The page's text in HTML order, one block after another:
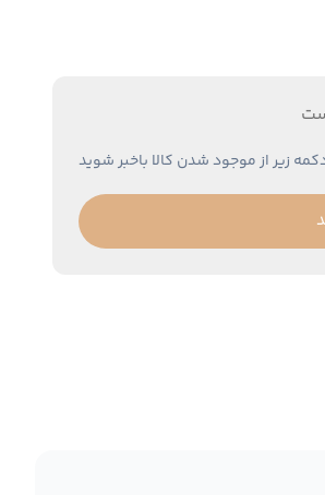
زیر از موجود شدن کالا باخبر شوید